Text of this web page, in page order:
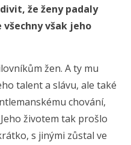
že ženy padaly
však jeho
žen. A ty mu
talent a slávu, ale také
chování,
životem tak prošlo
s jinými zůstal ve